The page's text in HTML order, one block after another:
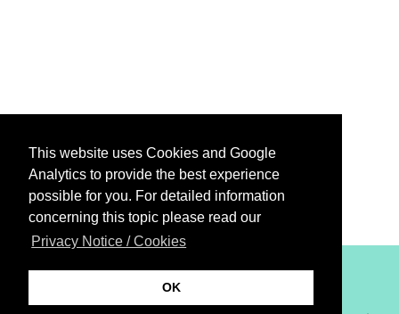
This website uses Cookies and Google
Analytics to provide the best experience
possible for you. For detailed information
concerning this topic please read our
Privacy Notice / Cookies
OK
XiBIT Infoguide 2021